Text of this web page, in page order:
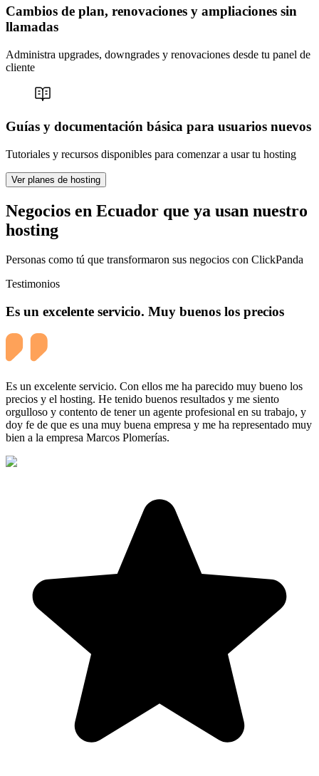
Cambios de plan, renovaciones y ampliaciones sin
llamadas
Administra upgrades, downgrades y renovaciones desde tu panel de
cliente
Guías y documentación básica para usuarios nuevos
Tutoriales y recursos disponibles para comenzar a usar tu hosting
Ver planes de hosting
Negocios en Ecuador que ya usan nuestro
hosting
Personas como tú que transformaron sus negocios con ClickPanda
Testimonios
Es un excelente servicio. Muy buenos los precios
Es un excelente servicio. Con ellos me ha parecido muy bueno los
precios y el hosting. He tenido buenos resultados y me siento
orgulloso y contento de tener un agente profesional en su trabajo, y
doy fe de que es una muy buena empresa y me ha representado muy
bien a la empresa Marcos Plomerías.